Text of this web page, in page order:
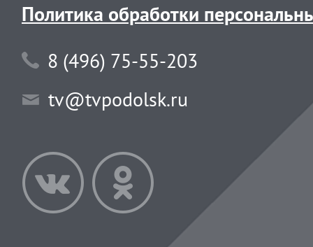
Политика обработки
8 (496) 75-55-203
tv@tvpodolsk.ru